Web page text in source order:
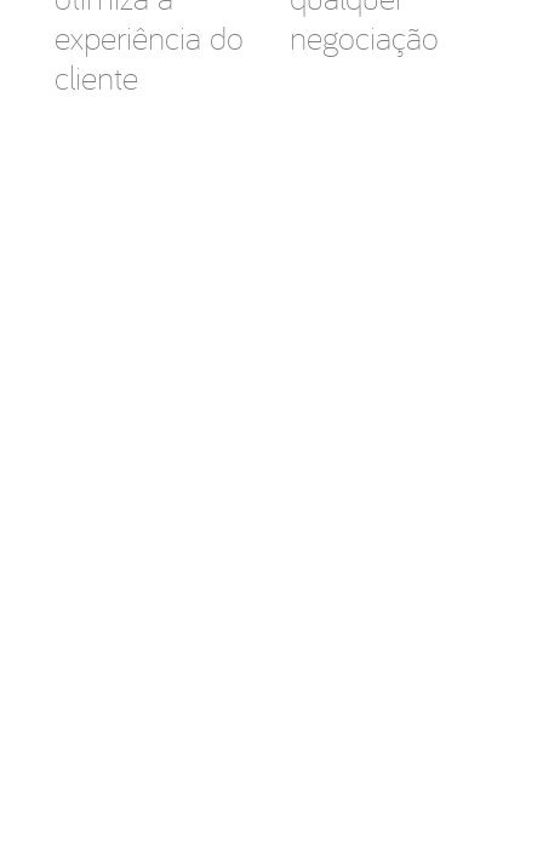
experiência do
cliente
negociação